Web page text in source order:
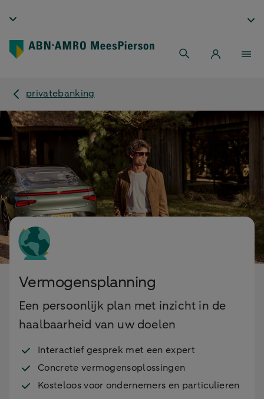
privatebanking
Vermogensplanning
Een persoonlijk plan met inzicht in de
haalbaarheid van uw doelen
Interactief gesprek met een expert
Concrete vermogensoplossingen
Kosteloos voor ondernemers en particulieren